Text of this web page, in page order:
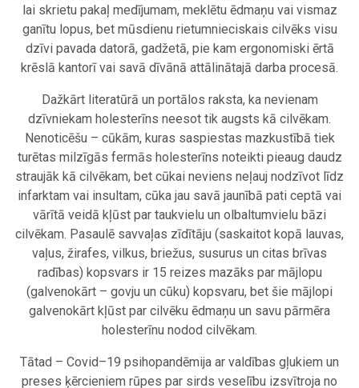
lai skrietu pakaļ medījumam, meklētu ēdmaņu vai vismaz
ganītu lopus, bet mūsdienu rietumnieciskais cilvēks visu
dzīvi pavada datorā, gadžetā, pie kam ergonomiski ērtā
krēslā kantorī vai savā dīvānā attālinātajā darba procesā.
Dažkārt literatūrā un portālos raksta, ka nevienam
dzīvniekam holesterīns neesot tik augsts kā cilvēkam.
Nenoticēšu – cūkām, kuras saspiestas mazkustībā tiek
turētas milzīgās fermās holesterīns noteikti pieaug daudz
straujāk kā cilvēkam, bet cūkai neviens neļauj nodzīvot līdz
infarktam vai insultam, cūka jau savā jaunībā pati ceptā vai
vārītā veidā kļūst par taukvielu un olbaltumvielu bāzi
cilvēkam. Pasaulē savvaļas zīdītāju (saskaitot kopā lauvas,
vaļus, žirafes, vilkus, briežus, susurus un citas brīvas
radības) kopsvars ir 15 reizes mazāks par mājlopu
(galvenokārt – govju un cūku) kopsvaru, bet šie mājlopi
galvenokārt kļūst par cilvēku ēdmaņu un savu pārmēra
holesterīnu nodod cilvēkam.
Tātad – Covid–19 psihopandēmija ar valdības gļukiem un
preses ķērcieniem rūpes par sirds veselību izsvītroja no